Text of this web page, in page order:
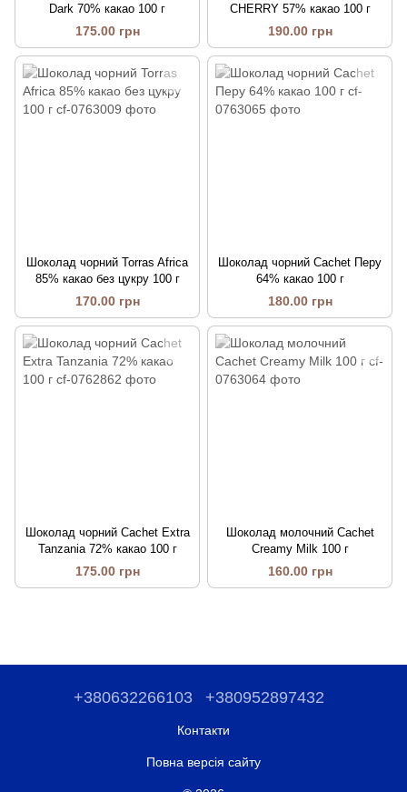
Dark 70% какао 100 г
175.00 грн
CHERRY 57% какао 100 г
190.00 грн
Шоколад чорний Torras Africa
85% какао без цукру 100 г
170.00 грн
Шоколад чорний Cachet Перу
64% какао 100 г
180.00 грн
Шоколад чорний Cachet Extra
Tanzania 72% какао 100 г
175.00 грн
Шоколад молочний Cachet
Creamy Milk 100 г
160.00 грн
+380632266103 +380952897432
Контакти
Повна версія сайту